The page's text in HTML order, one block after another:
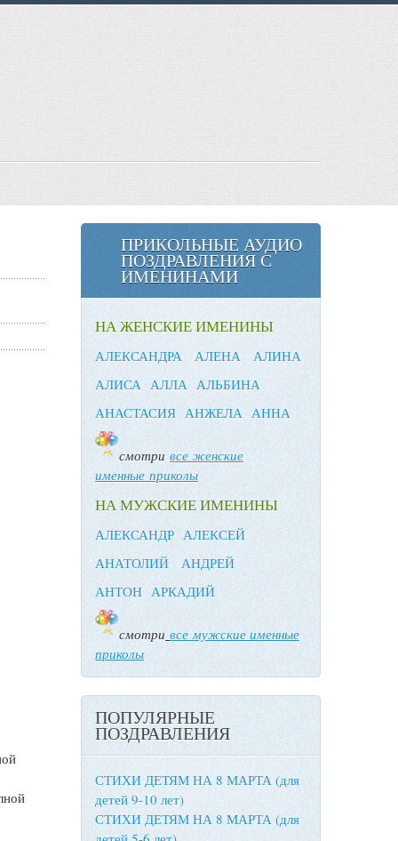
ПРИКОЛЬНЫЕ АУДИО
ПОЗДРАВЛЕНИЯ С
ИМЕНИНАМИ
НА ЖЕНСКИЕ ИМЕНИНЫ
АЛЕКСАНДРА АЛЕНА
АЛИНА
АЛИСА АЛЛА АЛЬБИНА
АНАСТАСИЯ АНЖЕЛА АННА
смотри все женские
именные приколы
НА МУЖСКИЕ ИМЕНИНЫ
АЛЕКСАНДР АЛЕКСЕЙ
АНАТОЛИЙ
АНДРЕЙ
АНТОН АРКАДИЙ
смотри все мужские именные
приколы
ПОПУЛЯРНЫЕ
ПОЗДРАВЛЕНИЯ
СТИХИ ДЕТЯМ НА 8 МАРТА (для
детей 9-10 лет)
СТИХИ ДЕТЯМ НА 8 МАРТА (для